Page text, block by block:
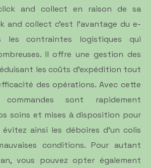
and collect en raison de sa
and collect c’est l’avantage du e-
les contraintes logistiques qui
Il offre une gestion des
les coûts d'expédition tout
des opérations. Avec cette
sont rapidement
soins et mises à disposition pour
évitez ainsi les déboires d'un colis
conditions. Pour autant
vous pouvez opter également